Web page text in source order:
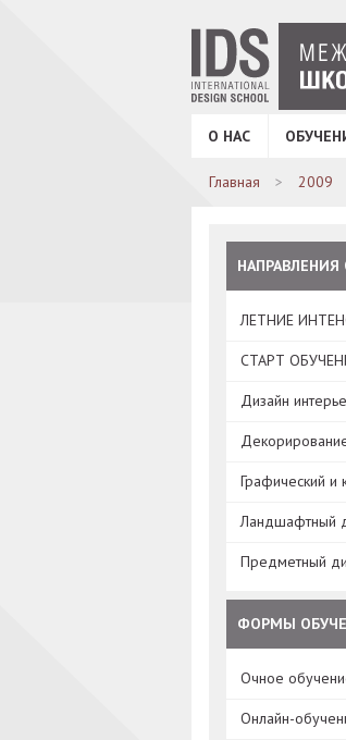
О НАС
Главная 2009
НАПРАВЛЕНИЯ
ЛЕТНИЕ
СТАРТ
Дизайн
Графический и
Ландшафтный
Предметный
ФОРМЫ
Очное
Онлайн-